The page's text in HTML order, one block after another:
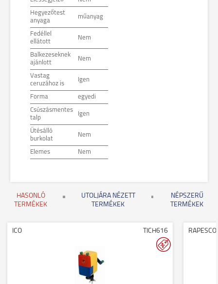
Hegyezőtest
anyaga
műanyag
Fedéllel
ellátott
Nem
Balkezeseknek
ajánlott
Nem
Vastag
ceruzához is
Igen
Forma egyedi
Csúszásmentes
talp
Igen
Ütésálló
burkolat
Nem
Elemes Nem
HASONLÓ
TERMÉKEK
UTOLJÁRA NÉZETT
TERMÉKEK
NÉPSZERŰ
TERMÉKEK
ICO TICH616 RAPESCO